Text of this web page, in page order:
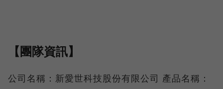
【團隊資訊】
公司名稱：新愛世科技股份有限公司 產品名稱：